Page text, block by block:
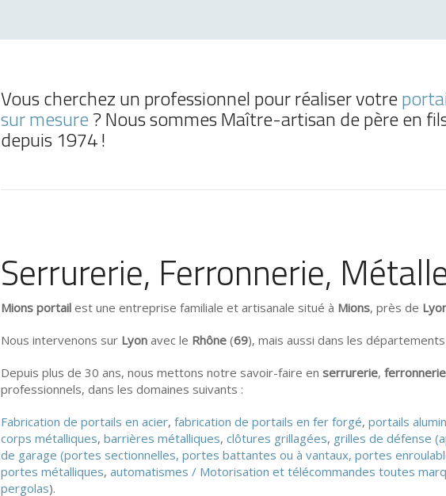
Vous cherchez un professionnel pour réaliser votre
sur mesure? Nous sommes Maître-artisan de père en
depuis 1974 !
Serrurerie, Ferronnerie,
Mions portail est une entreprise familiale et artisanale situé à Mions, près de
Nous intervenons sur Lyon avec le Rhône (69), mais aussi dans les
Depuis plus de 30 ans, nous mettons notre savoir-faire enserrurerie,ferronnerie
professionnels, dans les domaines suivants :
Fabrication de portails en acier,fabrication de portails en fer forgé,portails
corps métalliques,barrières métalliques,clôtures grillagées, grilles de défense
de garage (portes sectionnelles, portes battantes ou à vantaux, portes
portes métalliques,automatismes / Motorisation et télécommandes toutes
pergolas).